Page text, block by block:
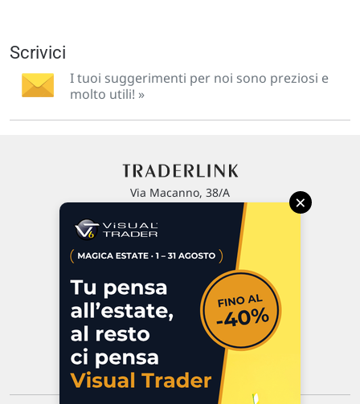
Scrivici
I tuoi suggerimenti per noi sono preziosi e
molto utili! »
Via Macanno, 38/A
P.IVA 02 452 460 401
Commenti e segnalazioni
Contattaci
×